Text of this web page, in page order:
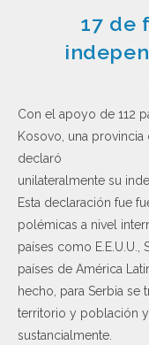
17 de
Con el apoyo de 112
Kosovo, una provincia
declaró
unilateralmente su
Esta declaración fue
polémicas a nivel
países como E.E.U.U.,
países de América
hecho, para Serbia se
territorio y población
sustancialmente.